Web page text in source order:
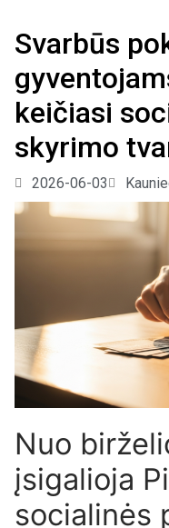
Svarbūs
keičiasi
skyrimo
2026-06-03
Nuo
įsigalioja
socialinės